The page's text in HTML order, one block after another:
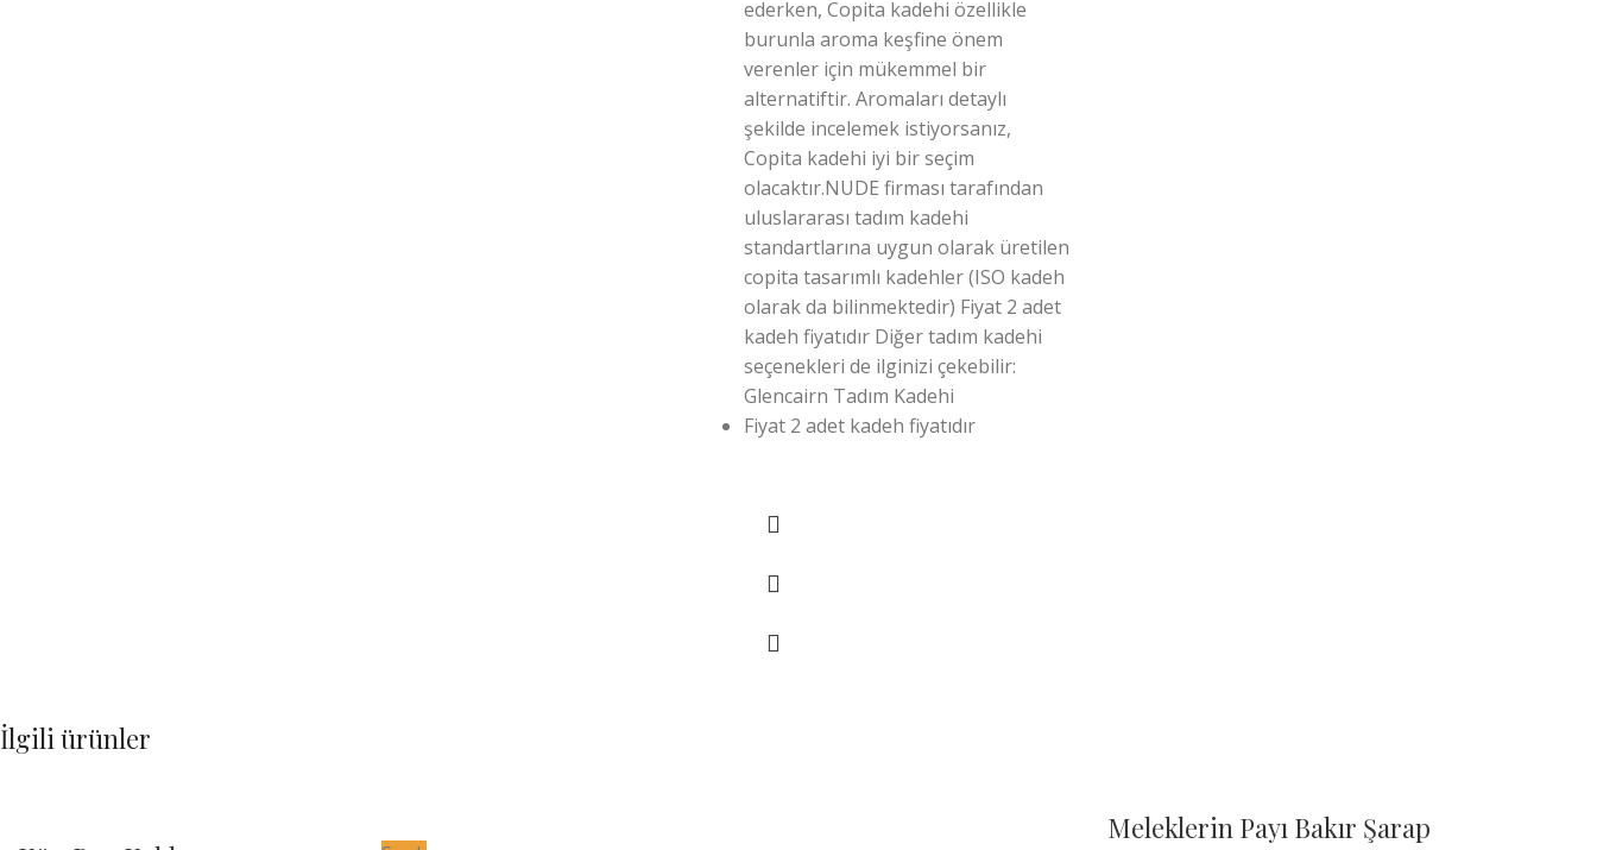
ederken, Copita kadehi özellikle
burunla aroma keşfine önem
verenler için mükemmel bir
alternatiftir. Aromaları detaylı
şekilde incelemek istiyorsanız,
Copita kadehi iyi bir seçim
olacaktır.NUDE firması tarafından
uluslararası tadım kadehi
standartlarına uygun olarak üretilen
copita tasarımlı kadehler (ISO kadeh
olarak da bilinmektedir) Fiyat 2 adet
kadeh fiyatıdır Diğer tadım kadehi
seçenekleri de ilginizi çekebilir:
Glencairn Tadım Kadehi
Fiyat 2 adet kadeh fiyatıdır
İlgili ürünler
Meleklerin Payı Bakır Şarap